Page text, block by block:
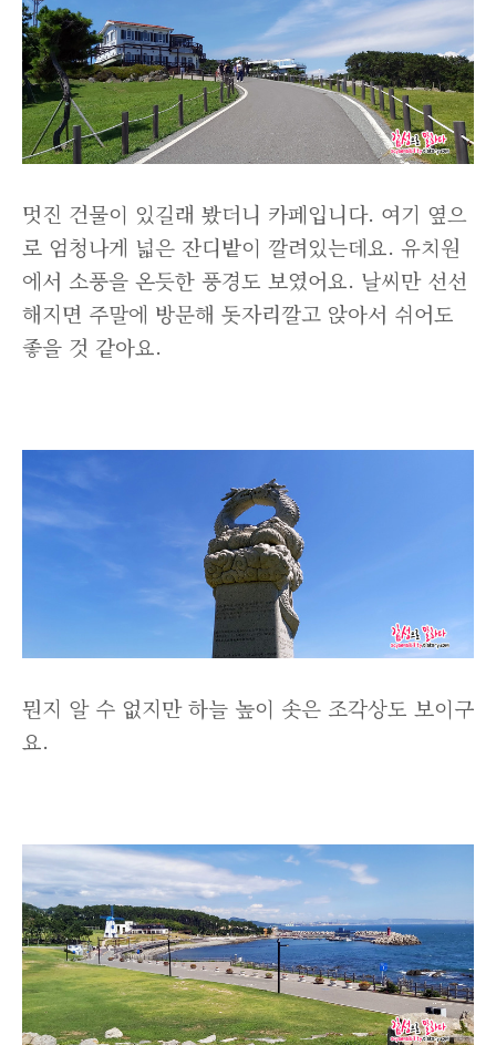
멋진 건물이 있길래 봤더니 카페입니다. 여기 옆으
로 엄청나게 넓은 잔디밭이 깔려있는데요. 유치원
에서 소풍을 온듯한 풍경도 보였어요. 날씨만 선선
해지면 주말에 방문해 돗자리깔고 앉아서 쉬어도
좋을 것 같아요.
뭔지 알 수 없지만 하늘 높이 솟은 조각상도 보이구
요.